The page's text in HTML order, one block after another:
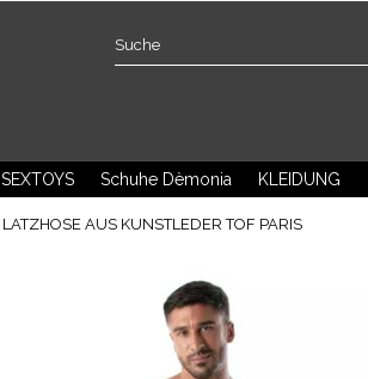
SEXTOYS Schuhe Dèmonia KLEIDUNG
LATZHOSE AUS KUNSTLEDER TOF PARIS